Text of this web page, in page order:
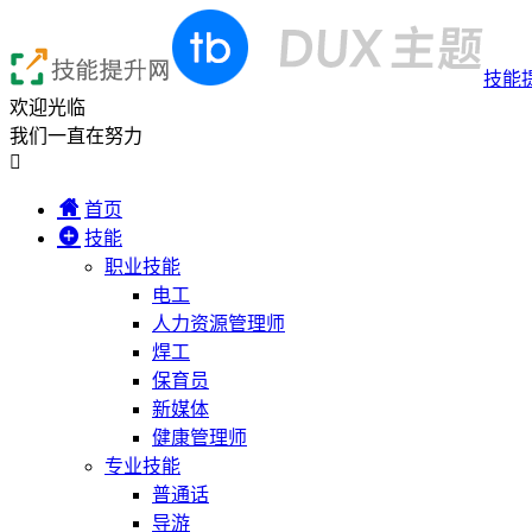
技能
欢迎光临
我们一直在努力

首页
技能
职业技能
电工
人力资源管理师
焊工
保育员
新媒体
健康管理师
专业技能
普通话
导游